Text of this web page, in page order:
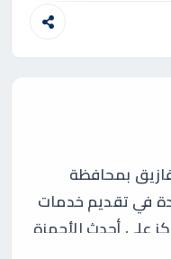
بمحافظة
في تقديم خدمات
على أحدث الأجهزة